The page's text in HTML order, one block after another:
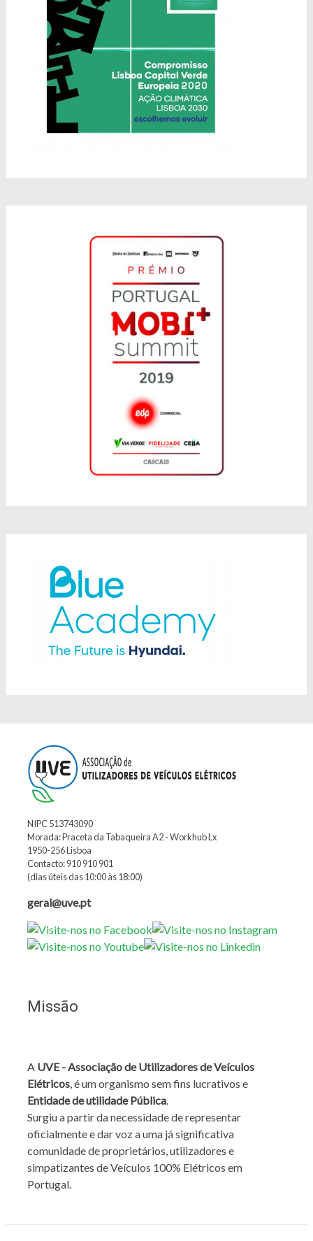
NIPC 513743090
Morada: Praceta da Tabaqueira A2 - Workhub Lx
1950-256 Lisboa
Contacto: 910 910 901
(dias úteis das 10:00 às 18:00)
geral@uve.pt
Missão
A UVE - Associação de Utilizadores de Veículos
Elétricos, é um organismo sem fins lucrativos e
Entidade de utilidade Pública.
Surgiu a partir da necessidade de representar
oficialmente e dar voz a uma já significativa
comunidade de proprietários, utilizadores e
simpatizantes de Veículos 100% Elétricos em
Portugal.